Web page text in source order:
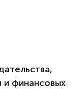
финансовых